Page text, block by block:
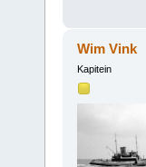
Wim Vink
Kapitein